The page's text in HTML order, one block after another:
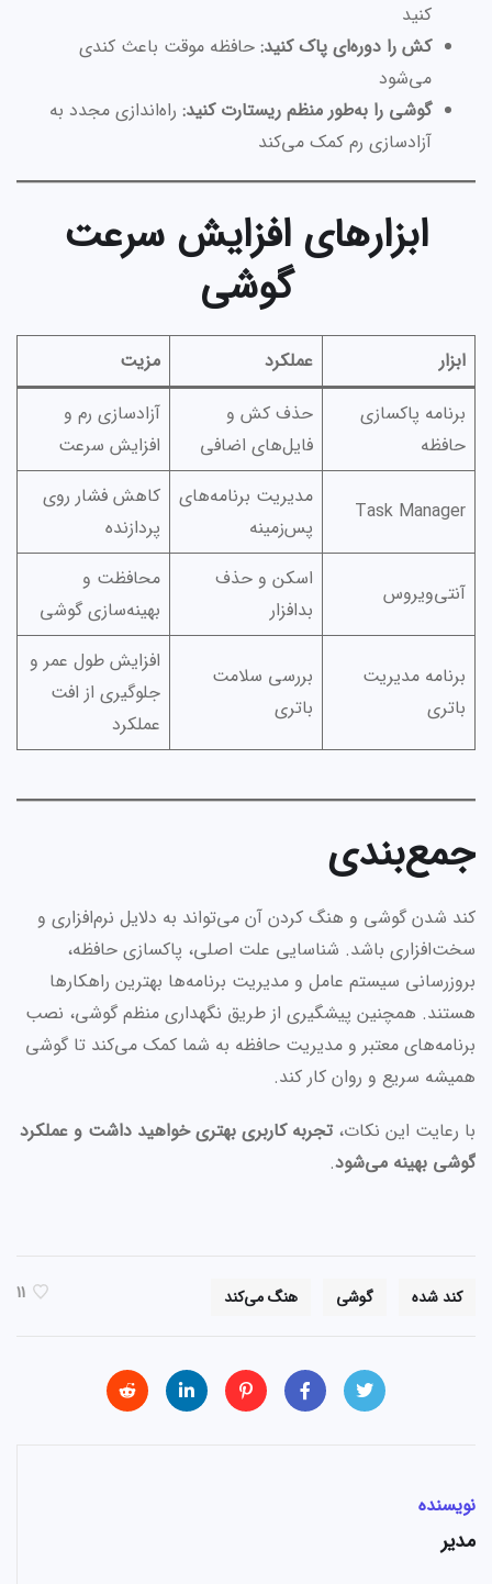
کنید
کش را دوره‌ای پاک کنید: حافظه موقت باعث کندی
می‌شود
گوشی را به‌طور منظم ریستارت کنید: راه‌اندازی مجدد به
آزادسازی رم کمک می‌کند
ابزارهای افزایش سرعت
گوشی
ابزار عملکرد
مزیت
برنامه پاکسازی
حافظه
حذف کش و
فایل‌های اضافی
آزادسازی رم و
افزایش سرعت
Task Manager
مدیریت برنامه‌های
پس‌زمینه
کاهش فشار روی
پردازنده
آنتی‌ویروس
اسکن و حذف
بدافزار
محافظت و
بهینه‌سازی گوشی
برنامه مدیریت
باتری
بررسی سلامت
باتری
افزایش طول عمر و
جلوگیری از افت
عملکرد
جمع‌بندی
کند شدن گوشی و هنگ کردن آن می‌تواند به دلایل نرم‌افزاری و
سخت‌افزاری باشد. شناسایی علت اصلی، پاکسازی حافظه،
بروزرسانی سیستم عامل و مدیریت برنامه‌ها بهترین راهکارها
هستند. همچنین پیشگیری از طریق نگهداری منظم گوشی، نصب
برنامه‌های معتبر و مدیریت حافظه به شما کمک می‌کند تا گوشی
همیشه سریع و روان کار کند.
با رعایت این نکات، تجربه کاربری بهتری خواهید داشت و عملکرد
گوشی بهینه می‌شود.
کند شده گوشی هنگ می‌کند 11
نویسنده
مدیر